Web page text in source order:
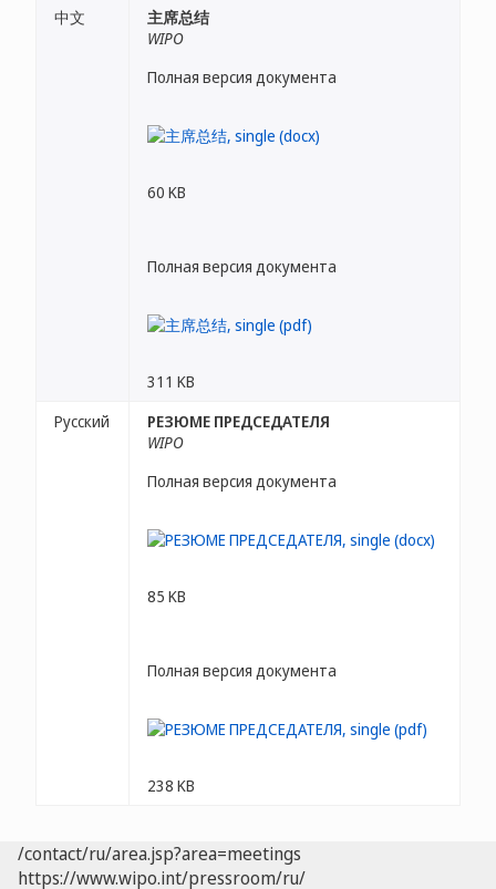
中文
主席总结
WIPO
Полная версия документа
60 KB
Полная версия документа
311 KB
Русский
РЕЗЮМЕ ПРЕДСЕДАТЕЛЯ
WIPO
Полная версия документа
85 KB
Полная версия документа
238 KB
/contact/ru/area.jsp?area=meetings
https://www.wipo.int/pressroom/ru/